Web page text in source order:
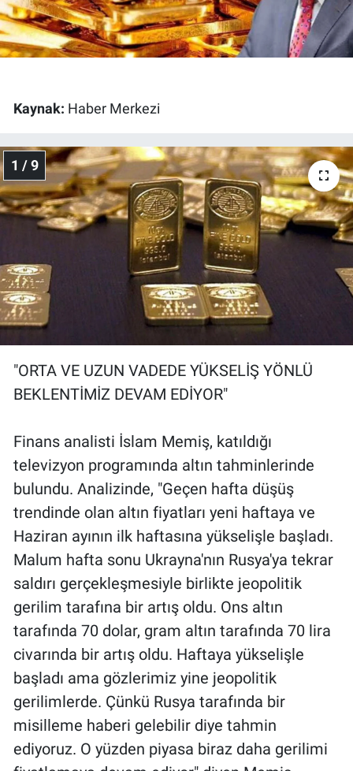
Kaynak: Haber Merkezi
1 / 9
"ORTA VE UZUN VADEDE YÜKSELİŞ YÖNLÜ
BEKLENTİMİZ DEVAM EDİYOR"
Finans analisti İslam Memiş, katıldığı
televizyon programında altın tahminlerinde
bulundu. Analizinde, "Geçen hafta düşüş
trendinde olan altın fiyatları yeni haftaya ve
Haziran ayının ilk haftasına yükselişle başladı.
Malum hafta sonu Ukrayna'nın Rusya'ya tekrar
saldırı gerçekleşmesiyle birlikte jeopolitik
gerilim tarafına bir artış oldu. Ons altın
tarafında 70 dolar, gram altın tarafında 70 lira
civarında bir artış oldu. Haftaya yükselişle
başladı ama gözlerimiz yine jeopolitik
gerilimlerde. Çünkü Rusya tarafında bir
misilleme haberi gelebilir diye tahmin
ediyoruz. O yüzden piyasa biraz daha gerilimi
Gerçeğin İzinde
Gün Bitiyor
Gün Ortası
Gündem Özel
Günün görüntüsü
Haber
İlan
Koronavirüs
Kültür Sanat
Ne demişti
Nedir
Popüler
Programlar
Sağlık
Spor
Teknoloji
Türkiye'nin Geleceği